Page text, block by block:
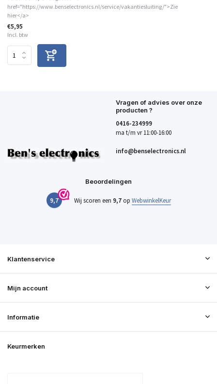
href="https://www.benselectronics.nl/service/vakantiesluiting/">Zie
hier</a>
€5,95
Incl. btw
Vragen of advies over onze
producten ?
0416-234999
ma t/m vr 11:00-16:00
info@benselectronics.nl
Beoordelingen
9,7 Wij scoren een 9,7op WebwinkelKeur
Klantenservice
Mijn account
Informatie
Keurmerken